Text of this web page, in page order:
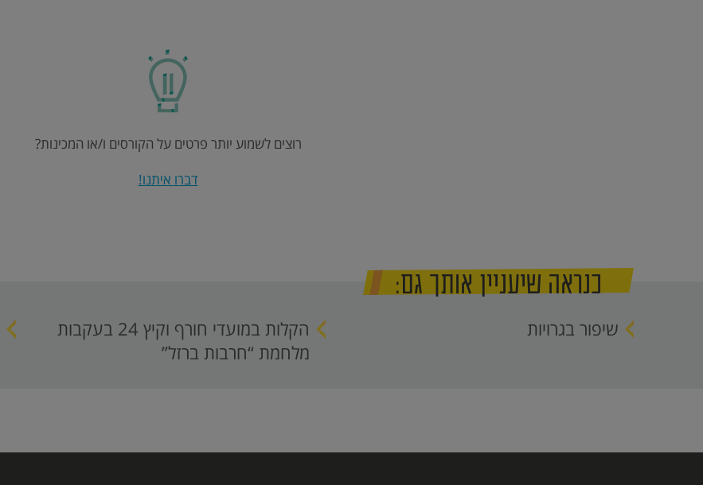
רוצים לשמוע יותר פרטים על הקורסים ו/או המכינות?
דברו איתנו!
כנראה שיעניין אותך גם:
שיפור בגרויות
הקלות במועדי חורף וקיץ 24 בעקבות
מלחמת “חרבות ברזל”